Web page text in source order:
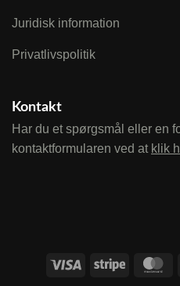
Juridisk information
Privatlivspolitik
Kontakt
Har du et spørgsmål eller en
kontaktformularen ved at klik
Visa Stripe